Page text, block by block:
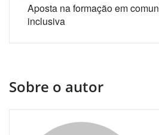
Aposta na formação em
inclusiva
Sobre o autor